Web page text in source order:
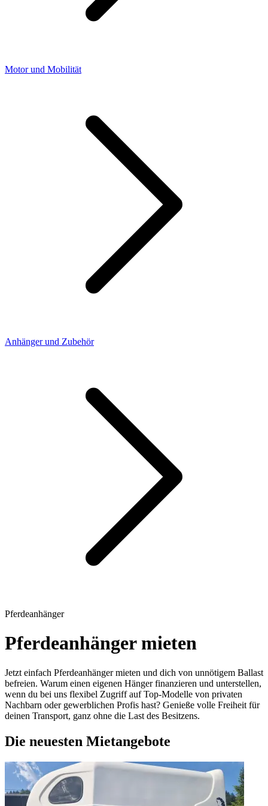
Motor und Mobilität
Anhänger und Zubehör
Pferdeanhänger
Pferdeanhänger mieten
Jetzt einfach Pferdeanhänger mieten und dich von unnötigem Ballast
befreien. Warum einen eigenen Hänger finanzieren und unterstellen,
wenn du bei uns flexibel Zugriff auf Top-Modelle von privaten
Nachbarn oder gewerblichen Profis hast? Genieße volle Freiheit für
deinen Transport, ganz ohne die Last des Besitzens.
Die neuesten Mietangebote